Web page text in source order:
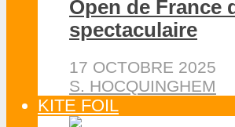
Open de France
spectaculaire
17 OCTOBRE 2025
S. HOCQUINGHEM
KITE FOIL